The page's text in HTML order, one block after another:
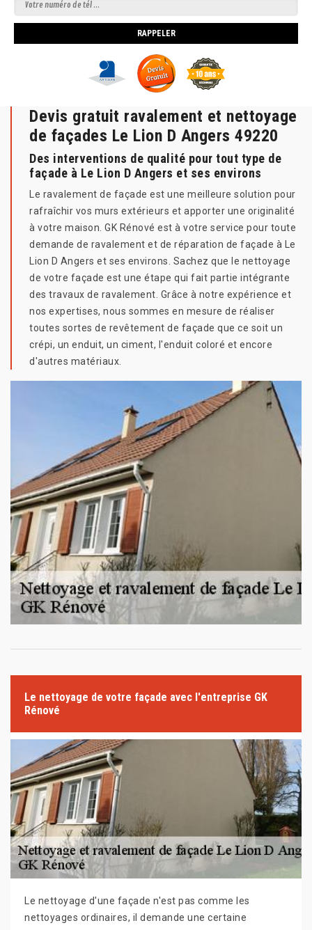
Devis gratuit ravalement et nettoyage
de façades Le Lion D Angers 49220
Des interventions de qualité pour tout type de
façade à Le Lion D Angers et ses environs
Le ravalement de façade est une meilleure solution pour
rafraîchir vos murs extérieurs et apporter une originalité
à votre maison. GK Rénové est à votre service pour toute
demande de ravalement et de réparation de façade à Le
Lion D Angers et ses environs. Sachez que le nettoyage
de votre façade est une étape qui fait partie intégrante
des travaux de ravalement. Grâce à notre expérience et
nos expertises, nous sommes en mesure de réaliser
toutes sortes de revêtement de façade que ce soit un
crépi, un enduit, un ciment, l'enduit coloré et encore
d'autres matériaux.
Le nettoyage de votre façade avec l'entreprise GK
Rénové
Le nettoyage d'une façade n'est pas comme les
nettoyages ordinaires, il demande une certaine